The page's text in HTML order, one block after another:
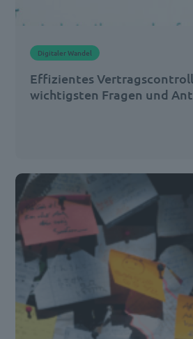
Effizientes
wichtigsten Fragen und
Digitaler Wandel
der
Regel
nach
Sicherheit.
Ein
großes
Risiko
einzugehen